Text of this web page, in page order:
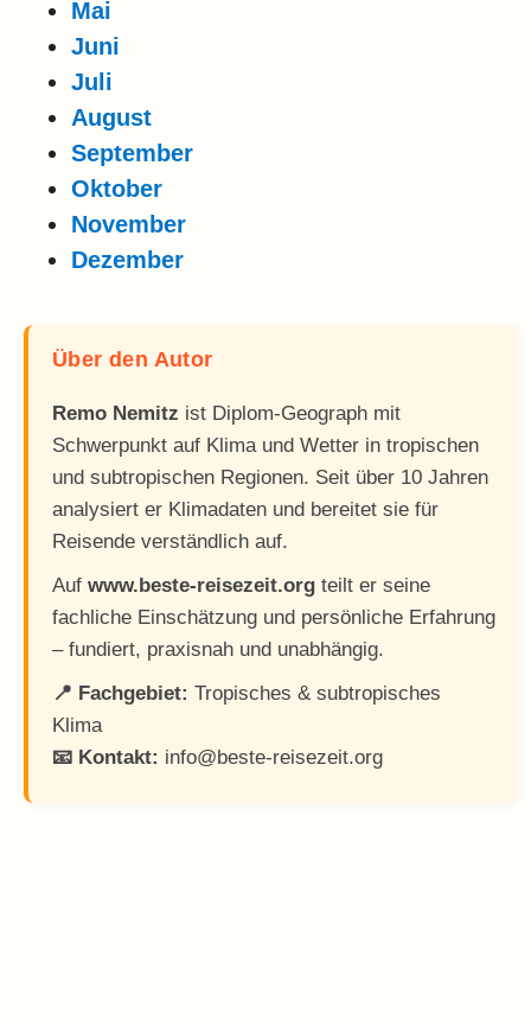
Mai
Juni
Juli
August
September
Oktober
November
Dezember
Über den Autor
Remo Nemitz ist Diplom-Geograph mit
Schwerpunkt auf Klima und Wetter in tropischen
und subtropischen Regionen. Seit über 10 Jahren
analysiert er Klimadaten und bereitet sie für
Reisende verständlich auf.
Auf www.beste-reisezeit.org teilt er seine
fachliche Einschätzung und persönliche Erfahrung
– fundiert, praxisnah und unabhängig.
📍 Fachgebiet: Tropisches & subtropisches
Klima
📧 Kontakt: info@beste-reisezeit.org